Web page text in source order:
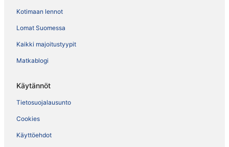
Kotimaan lennot
Lomat Suomessa
Kaikki majoitustyypit
Matkablogi
Käytännöt
Tietosuojalausunto
Cookies
Käyttöehdot